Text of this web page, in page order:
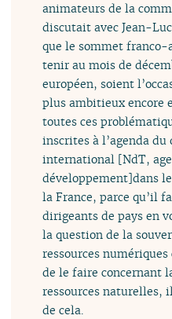
animateurs de la
discutait avec Jean-
que le sommet
tenir au mois de
européen, soient
plus ambitieux encore
toutes ces
inscrites à l’agenda
international [NdT,
développement]dans
la France, parce qu’il
dirigeants de pays en
la question de la
ressources
de le faire concernant
ressources naturelles,
de cela.